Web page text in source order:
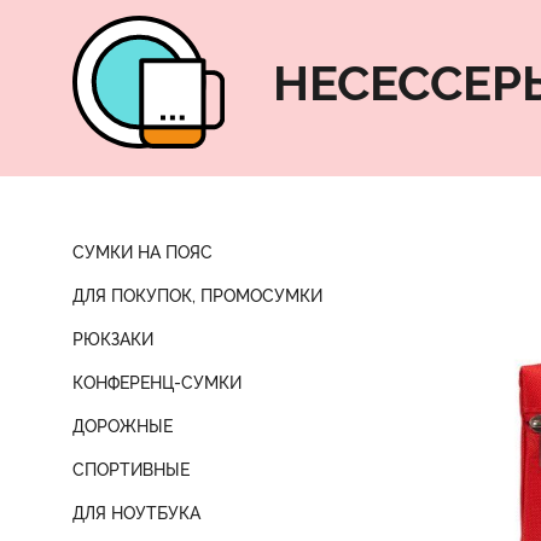
СУМКИ НА ПОЯС
ДЛЯ ПОКУПОК, ПРОМОСУМКИ
РЮКЗАКИ
КОНФЕРЕНЦ-СУМКИ
ДОРОЖНЫЕ
СПОРТИВНЫЕ
ДЛЯ НОУТБУКА